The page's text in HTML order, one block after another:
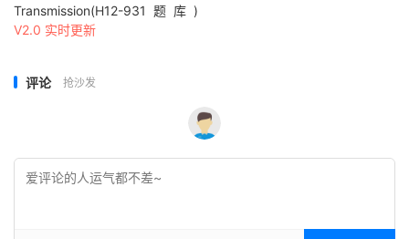
Transmission(H12-931题库)
V2.0 实时更新
评论 抢沙发